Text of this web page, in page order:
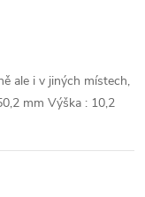
ale i v jiných místech,
mm Výška : 10,2